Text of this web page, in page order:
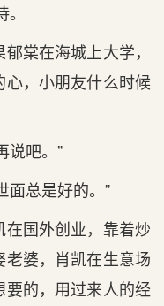
棠在海城上大学，
，小朋友什么时候
说吧。”
面总是好的。”
国外创业，靠着炒
婆，肖凯在生意场
要的，用过来人的经